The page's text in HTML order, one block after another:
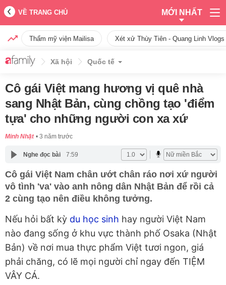
VỀ TRANG CHỦ MỚI NHẤT
Thẩm mỹ viện Mailisa Xét xử Thùy Tiên - Quang Linh
Xã hội Quốc tế
Cô gái Việt mang hương vị quê nhà
sang Nhật Bản, cùng chồng tạo 'điểm
tựa' cho những người con xa xứ
Minh Nhật 3 năm trước
Nghe đọc bài 7:59
Cô gái Việt Nam chân ướt chân ráo nơi xứ người
vô tình 'va' vào anh nông dân Nhật Bản để rồi cả
2 cùng tạo nên điều không tưởng.
Nếu hỏi bất kỳ du học sinh hay người Việt Nam
nào đang sống ở khu vực thành phố Osaka (Nhật
Bản) về nơi mua thực phẩm Việt tươi ngon, giá
phải chăng, có lẽ mọi người chỉ ngay đến TIỆM
VÂY CÁ.